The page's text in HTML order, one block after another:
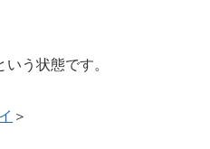
う状態です。
＞